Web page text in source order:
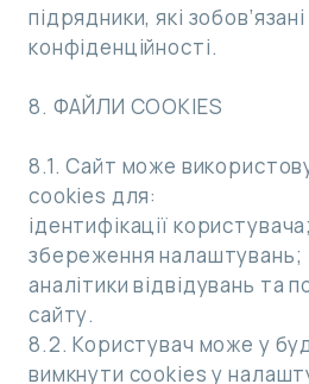
підрядники, які
конфіденційності.
8. ФАЙЛИ COOKIES
8.1. Сайт може
cookies для:
ідентифікації користувача;
збереження налаштувань;
аналітики відвідувань та
сайту.
8.2. Користувач може у
вимкнути cookies у